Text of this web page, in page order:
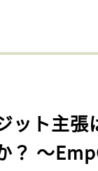
ット主張
？ 〜